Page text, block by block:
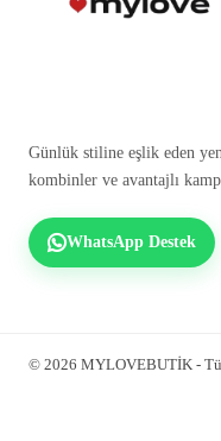
Günlük stiline eşlik eden
kombinler ve avantajlı
WhatsApp Destek
© 2026 MYLOVEBUTİK -